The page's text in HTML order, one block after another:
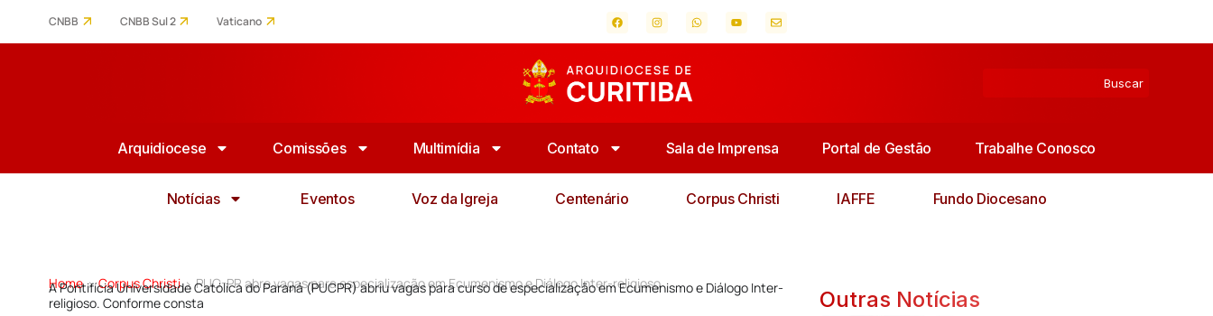
CNBB CNBB Sul 2 Vaticano
Arquidiocese Comissões Multimídia Contato Sala de Imprensa Portal de Gestão Trabalhe Conosco
Notícias Eventos Voz da Igreja Centenário Corpus Christi IAFFE Fundo Diocesano
Home > Corpus Christi > PUC-PR abre vagas para especialização em Ecumenismo e Diálogo Inter-religioso
A Pontifícia Universidade Católica do Paraná (PUCPR) abriu vagas para curso de especialização em Ecumenismo e Diálogo Inter-
religioso. Conforme consta
Outras Notícias